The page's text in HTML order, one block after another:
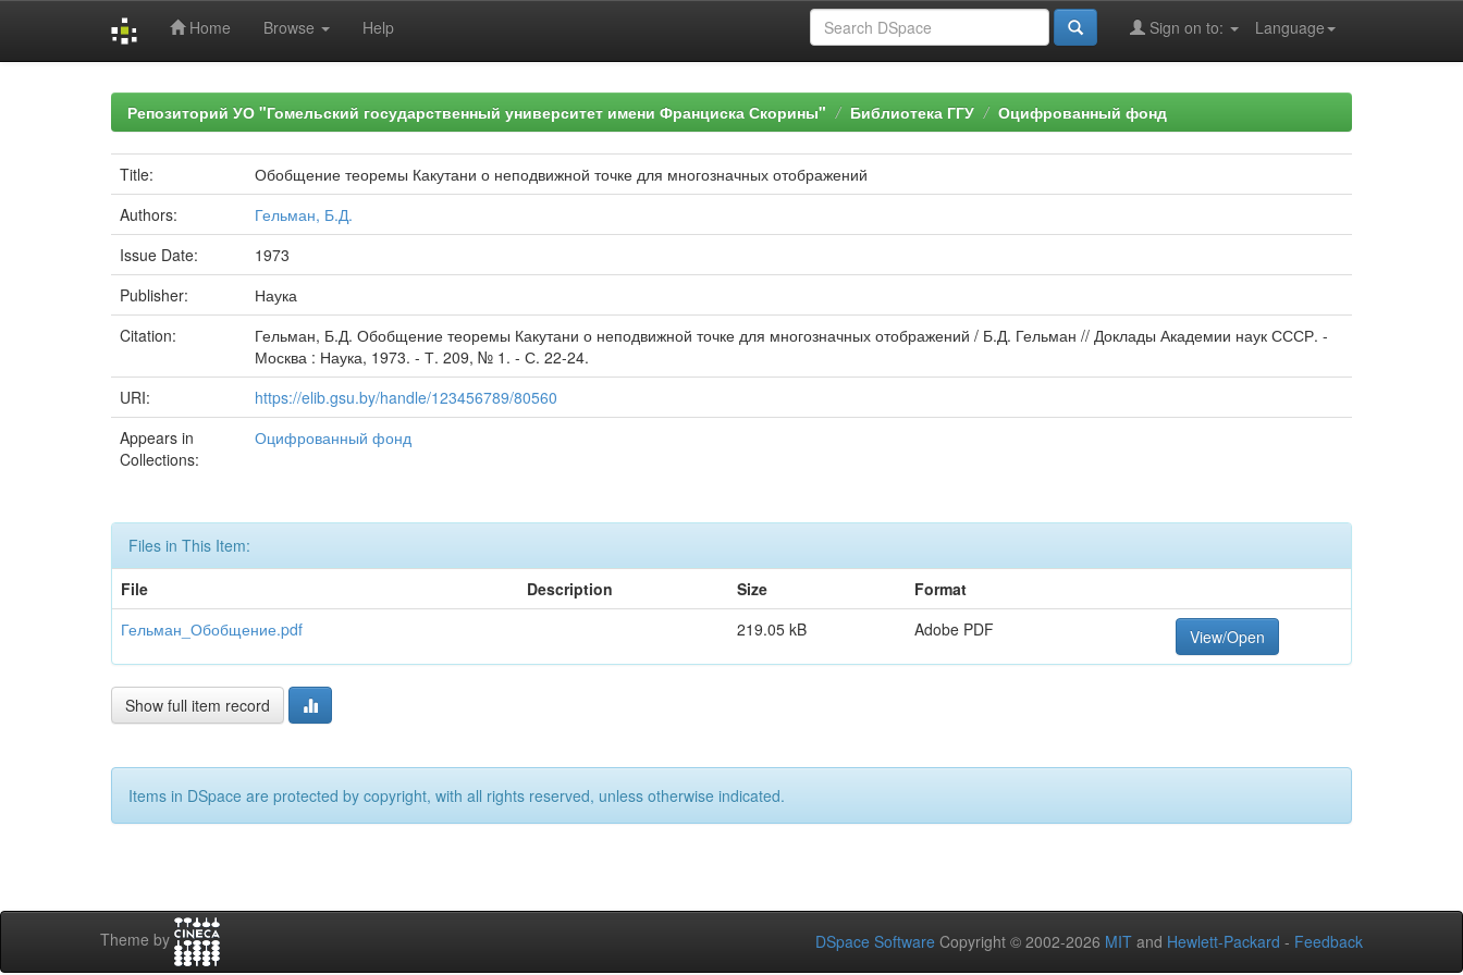
Home Browse Help Language
Sign on to:
Репозиторий УО "Гомельский государственный университет имени Франциска Скорины" Библиотека ГГУ Оцифрованный фонд
Title:
Обобщение теоремы Какутани о неподвижной точке для многозначных отображений
Authors:
Гельман, Б.Д.
Issue Date:
1973
Publisher:
Наука
Citation:
Гельман, Б.Д. Обобщение теоремы Какутани о неподвижной точке для многозначных отображений / Б.Д. Гельман // Доклады Академии наук СССР. -
Москва : Наука, 1973. - Т. 209, № 1. - С. 22-24.
URI:
https://elib.gsu.by/handle/123456789/80560
Appears in
Collections:
Оцифрованный фонд
Files in This Item:
File
Description Size
Format
Гельман_Обобщение.pdf
219.05 kB Adobe PDF View/Open
Show full item record
Items in DSpace are protected by copyright, with all rights reserved, unless otherwise indicated.
Theme by DSpace Software Copyright © 2002-2026 MIT and Hewlett-Packard - Feedback